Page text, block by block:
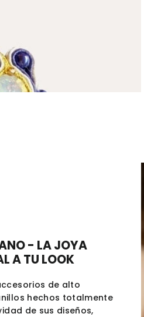
- LA JOYA
A TU LOOK
de alto
hechos totalmente
de sus diseños,